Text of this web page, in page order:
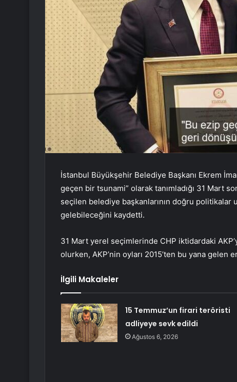
İstanbul Büyükşehir Belediye Başkanı Ekrem
geçen bir tsunami” olarak tanımladığı 31 Mart
seçilen belediye başkanlarının doğru politikalar
gelebileceğini kaydetti.
31 Mart yerel seçimlerinde CHP iktidardaki
olurken, AKP’nin oyları 2015’ten bu yana gelen
İlgili Makaleler
15 Temmuz’un firari teröristi
adliyeye sevk edildi
Ağustos 6, 2026